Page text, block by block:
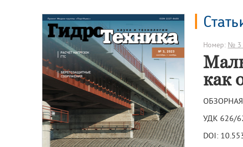
Номер: № 3
как
УДК 626/
DOI: